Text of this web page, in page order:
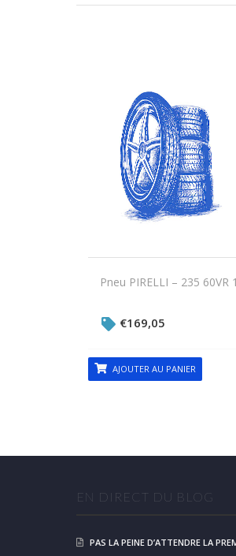
Pneu PIRELLI – 235 60VR
€169,05
AJOUTER AU PANIER
EN DIRECT DU BLOG
PAS LA PEINE D’ATTENDRE LA